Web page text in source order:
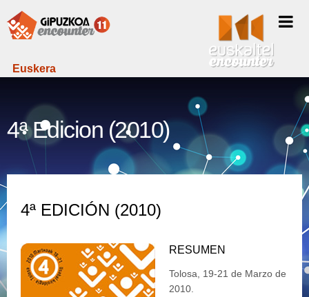
Euskera
4ª Edicion (2010)
4ª EDICIÓN (2010)
RESUMEN
Tolosa, 19-21 de Marzo de
2010.